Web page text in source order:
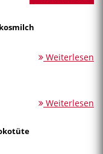
Weiterlesen
Weiterlesen